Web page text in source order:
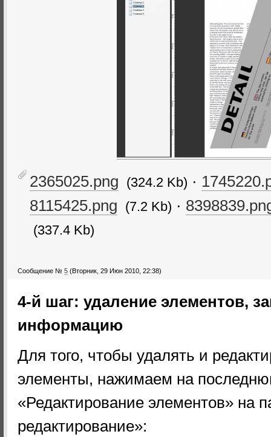
2365025.png (324.2 Kb) ·
8115425.png (7.2 Kb) ·
(337.4 Kb)
Сообщение № 5 (Вторник, 29 Июн 2010, 22:38)
4-й шаг: удаление элементов,
информацию
Для того, чтобы удалять и
элементы, нажимаем на
«Редактирование элементов» на
редактирование»: